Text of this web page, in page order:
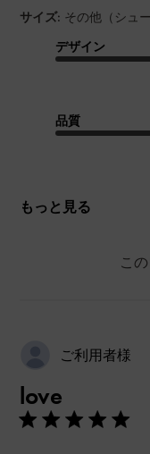
サイズ: その他（シュ
デザイン
品質
もっと見る
こ
ご利用者様
love